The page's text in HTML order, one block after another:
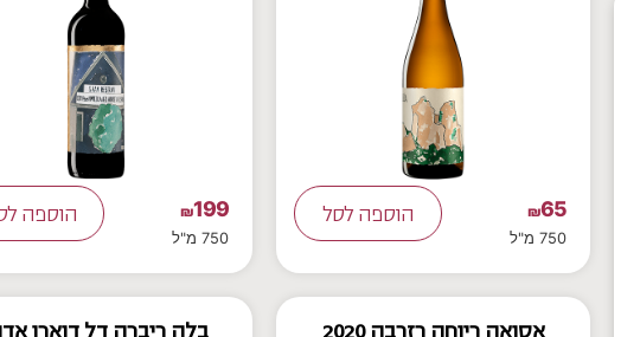
₪65
750 מ"ל
הוספה לסל ₪199
750 מ"ל
הוספה
אסואה ריוחה רזרבה 2020 בלה ריברה דל דוארו